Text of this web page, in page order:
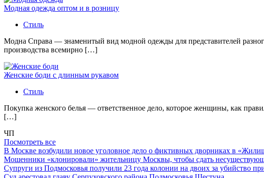
Модная одежда оптом и в розницу
Стиль
Модна Справа — знаменитый вид модной одежды для представителей
производства всемирно […]
Женские боди с длинным рукавом
Стиль
Покупка женского белья — ответственное дело, которое женщины, как
[…]
ЧП
Посмотреть все
В Москве возбудили новое уголовное дело о фиктивных дворниках в
Мошенники «клонировали» жительницу Москвы, чтобы сдать
Супруги из Подмосковья получили 23 года колонии на двоих за убийство